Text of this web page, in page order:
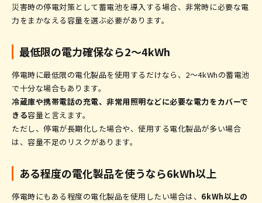
災害時の停電対策として蓄電池を導入する場合、非常時に必要な電
力をまかなえる容量を選ぶ必要があります。
最低限の電力確保なら2〜4kWh
停電時に最低限の電化製品を使用するだけなら、2〜4kWhの蓄電池
で十分な場合もあります。
冷蔵庫や携帯電話の充電、非常用照明などに必要な電力をカバーで
きる容量と言えます。
ただし、停電が長期化した場合や、使用する電化製品が多い場合
は、容量不足のリスクがあります。
ある程度の電化製品を使うなら6kWh以上
停電時にもある程度の電化製品を使用したい場合は、 6kWh以上の